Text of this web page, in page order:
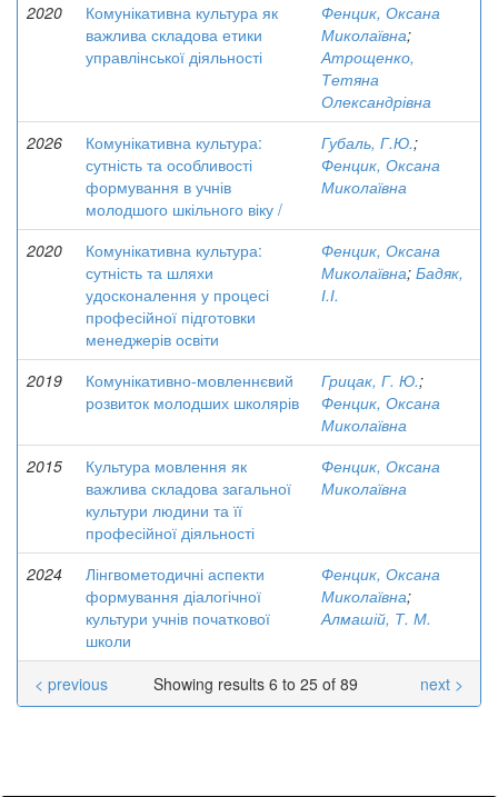
2020
Комунікативна культура як
важлива складова етики
управлінської діяльності
Фенцик, Оксана
Миколаївна;
Атрощенко,
Тетяна
Олександрівна
2026
Комунікативна культура:
сутність та особливості
формування в учнів
молодшого шкільного віку /
Губаль, Г.Ю.;
Фенцик, Оксана
Миколаївна
2020
Комунікативна культура:
сутність та шляхи
удосконалення у процесі
професійної підготовки
менеджерів освіти
Фенцик, Оксана
Миколаївна; Бадяк,
І.І.
2019
Комунікативно-мовленнєвий
розвиток молодших школярів
Грицак, Г. Ю.;
Фенцик, Оксана
Миколаївна
2015
Культура мовлення як
важлива складова загальної
культури людини та її
професійної діяльності
Фенцик, Оксана
Миколаївна
2024
Лінгвометодичні аспекти
формування діалогічної
культури учнів початкової
школи
Фенцик, Оксана
Миколаївна;
Алмашій, Т. М.
Showing results 6 to 25 of 89
< previous next >